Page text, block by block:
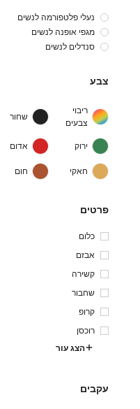
נעלי פלטפורמה לנשים
מגפי אופנה לנשים
סנדלים לנשים
צבע
ריבוי
צבעים
שחור
ירוק אדום
חאקי חום
פרטים
כלום
אבזם
קשירה
שחבור
קרופ
רוכסן
הצג עור
עקבים